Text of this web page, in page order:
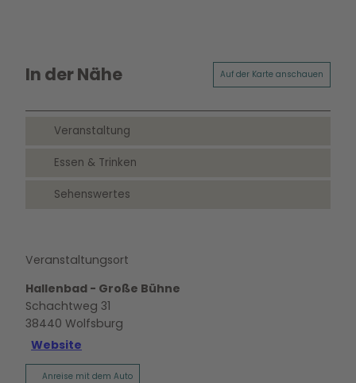
In der Nähe Auf der Karte anschauen
Veranstaltung
Essen & Trinken
Sehenswertes
Veranstaltungsort
Hallenbad - Große Bühne
Schachtweg 31
38440 Wolfsburg
Website
Anreise mit dem Auto